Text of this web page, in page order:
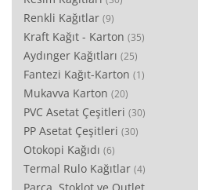
Renkli Kağıtlar (9)
Kraft Kağıt - Karton (35)
Aydınger Kağıtları (25)
Fantezi Kağıt-Karton (1)
Mukavva Karton (20)
PVC Asetat Çeşitleri (30)
PP Asetat Çeşitleri (30)
Otokopi Kağıdı (6)
Termal Rulo Kağıtlar (4)